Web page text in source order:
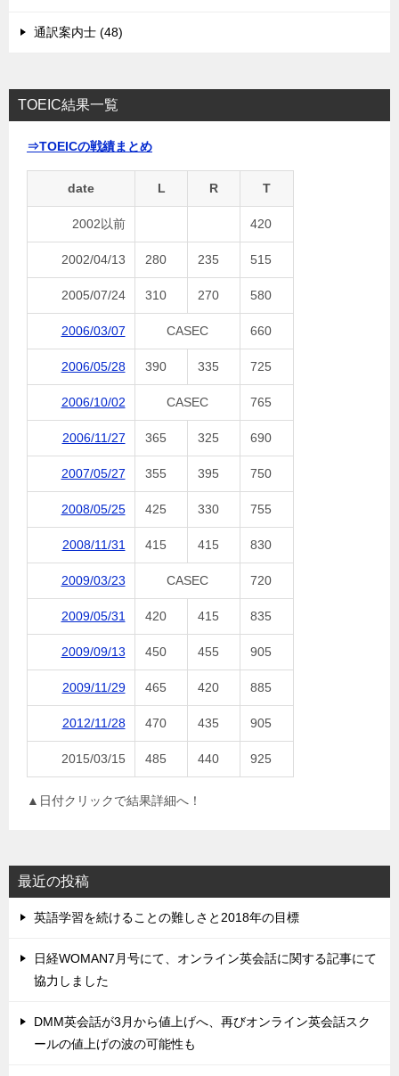
通訳案内士 (48)
TOEIC結果一覧
⇒TOEICの戦績まとめ
date L R T
2002以前 420
2002/04/13 280 235 515
2005/07/24 310 270 580
2006/03/07 CASEC 660
2006/05/28 390 335 725
2006/10/02 CASEC 765
2006/11/27 365 325 690
2007/05/27 355 395 750
2008/05/25 425 330 755
2008/11/31 415 415 830
2009/03/23 CASEC 720
2009/05/31 420 415 835
2009/09/13 450 455 905
2009/11/29 465 420 885
2012/11/28 470 435 905
2015/03/15 485 440 925
▲日付クリックで結果詳細へ！
最近の投稿
英語学習を続けることの難しさと2018年の目標
日経WOMAN7月号にて、オンライン英会話に関する記事にて
協力しました
DMM英会話が3月から値上げへ、再びオンライン英会話スク
ールの値上げの波の可能性も